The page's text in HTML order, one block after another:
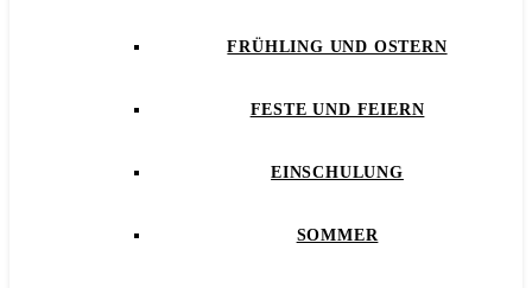
FRÜHLING UND OSTERN
FESTE UND FEIERN
EINSCHULUNG
SOMMER